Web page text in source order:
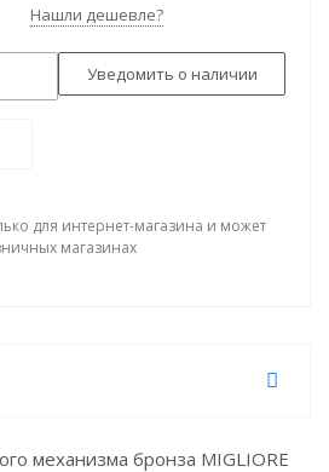
Нашли дешевле?
Уведомить о наличии
для интернет-магазина и может
магазинах
механизма бронза MIGLIORE